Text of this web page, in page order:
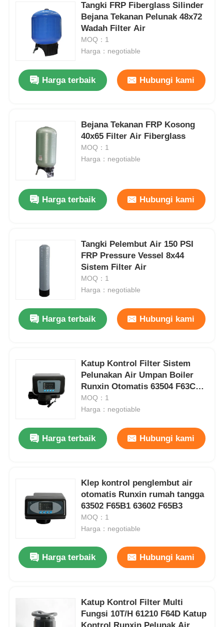
Video
Tentang kita
Kontrol kualitas
Hubungi kami
Berita
Pelembut air
Tangki FRP Fiberglass Silinder
Bejana Tekanan Pelunak 48x72
Wadah Filter Air
MOQ：1
Harga：negotiable
Harga terbaik Hubungi kami
Bejana Tekanan FRP Kosong
40x65 Filter Air Fiberglass
MOQ：1
Harga：negotiable
Harga terbaik Hubungi kami
Tangki Pelembut Air 150 PSI
FRP Pressure Vessel 8x44
Sistem Filter Air
MOQ：1
Harga：negotiable
Harga terbaik Hubungi kami
Katup Kontrol Filter Sistem
Pelunakan Air Umpan Boiler
Runxin Otomatis 63504 F63C1
63604 F63C3
MOQ：1
Harga：negotiable
Harga terbaik Hubungi kami
Klep kontrol penglembut air
otomatis Runxin rumah tangga
63502 F65B1 63602 F65B3
MOQ：1
Harga：negotiable
Harga terbaik Hubungi kami
Katup Kontrol Filter Multi
Fungsi 10T/H 61210 F64D Katup
Kontrol Runxin Pelunak Air